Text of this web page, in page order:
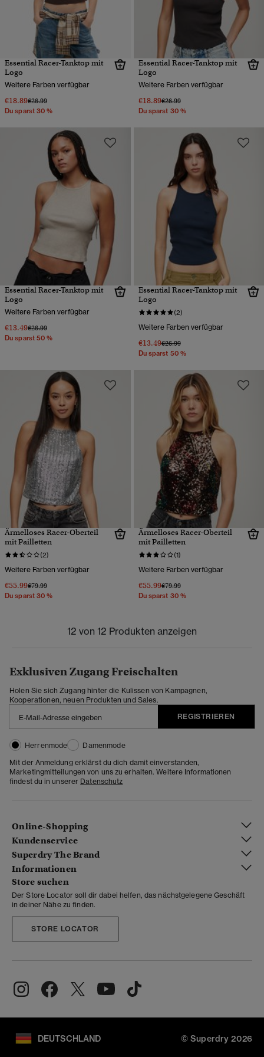
Essential Racer-Tanktop mit
Logo
Weitere Farben verfügbar
€18.89Preis wurde reduziert von
€26.99bis
Du sparst 30 %
Essential Racer-Tanktop mit
Logo
Weitere Farben verfügbar
€18.89Preis wurde reduziert von
€26.99bis
Du sparst 30 %
Essential Racer-Tanktop mit
Logo
Weitere Farben verfügbar
€13.49Preis wurde reduziert von
€26.99bis
Du sparst 50 %
Essential Racer-Tanktop mit
Logo
(2)
Weitere Farben verfügbar
€13.49Preis wurde reduziert von
€26.99bis
Du sparst 50 %
Ärmelloses Racer-Oberteil
mit Pailletten
(2)
Weitere Farben verfügbar
€55.99Preis wurde reduziert von
€79.99bis
Du sparst 30 %
Ärmelloses Racer-Oberteil
mit Pailletten
(1)
Weitere Farben verfügbar
€55.99Preis wurde reduziert von
€79.99bis
Du sparst 30 %
12 von 12 Produkten anzeigen
Exklusiven Zugang Freischalten
Holen Sie sich Zugang hinter die Kulissen von Kampagnen,
Kooperationen, neuen Produkten und Sales.
REGISTRIEREN
Herrenmode
Damenmode
Mit der Anmeldung erklärst du dich damit einverstanden,
Marketingmitteilungen von uns zu erhalten. Weitere Informationen
findest du in unserer Datenschutz
Online-Shopping
Kundenservice
Superdry The Brand
Informationen
Store suchen
Der Store Locator soll dir dabei helfen, das nächstgelegene Geschäft
in deiner Nähe zu finden.
STORE LOCATOR
DEUTSCHLAND © Superdry 2026